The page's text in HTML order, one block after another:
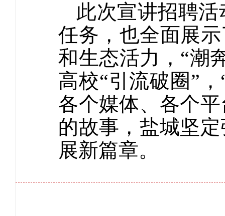
此次宣讲招聘
任务，也全面展
和生态活力，“潮
高校“引流破圈”
各个媒体、各个
的故事，盐城坚
展新篇章。